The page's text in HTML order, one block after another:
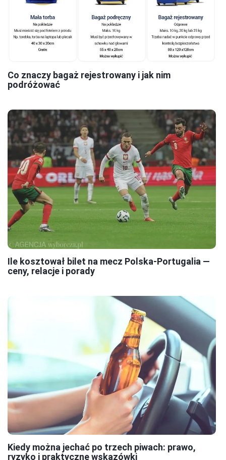
Co znaczy bagaż rejestrowany i jak nim
podróżować
Ile kosztował bilet na mecz Polska-Portugalia —
ceny, relacje i porady
Kiedy można jechać po trzech piwach: prawo,
ryzyko i praktyczne wskazówki